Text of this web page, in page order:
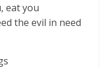
eat you
the evil in need